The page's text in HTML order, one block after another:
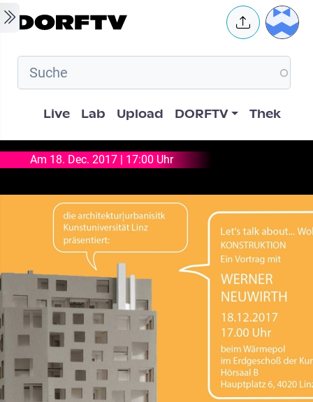
Skip to main content User
Hauptnavigation
Live Lab Upload DORFTV Thek
Am 18. Dec. 2017 | 17:00 Uhr